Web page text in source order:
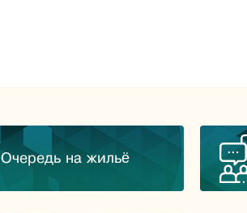
Очередь на жильё